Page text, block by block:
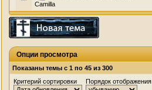
Camilla
Опции просмотра
Показаны темы с 1 по 45 из 300
Критерий сортировки
Порядок отображения